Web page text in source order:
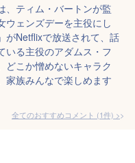
、ティム・バートンが監
ウェンズデーを主役にし
がNetflixで放送されて、話
いる主役のアダムス・フ
どこか憎めないキャラク
家族みんなで楽しめます
全てのおすすめコメント (1件) >